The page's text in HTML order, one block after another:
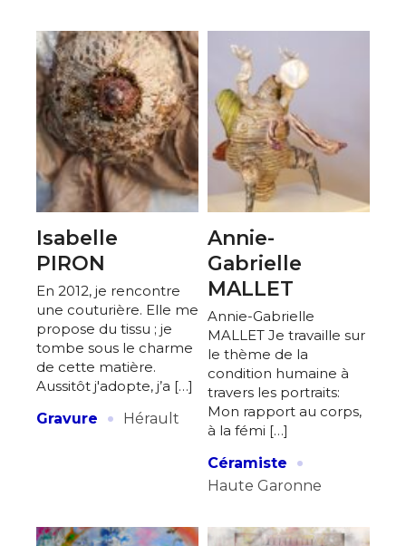
Isabelle
PIRON
En 2012, je rencontre
une couturière. Elle me
propose du tissu ; je
tombe sous le charme
de cette matière.
Aussitôt j'adopte, j’a […]
Gravure
· Hérault
Annie-
Gabrielle
MALLET
Annie-Gabrielle
MALLET Je travaille sur
le thème de la
condition humaine à
travers les portraits:
Mon rapport au corps,
à la fémi […]
Céramiste
·
Haute Garonne